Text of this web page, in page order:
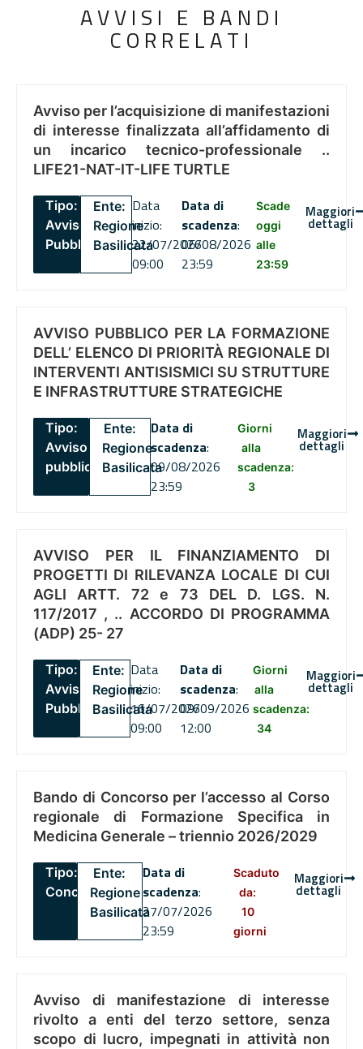
AVVISI E BANDI
CORRELATI
Avviso per l’acquisizione di manifestazioni
di interesse finalizzata all’affidamento di
un incarico tecnico-professionale ..
LIFE21-NAT-IT-LIFE TURTLE
Tipo:
Avviso
Pubblico
Ente:
Regione
Basilicata
Data
inizio:
22/07/2026
09:00
Data di
scadenza:
06/08/2026
23:59
Scade
oggi
alle
23:59
Maggiori
dettagli
AVVISO PUBBLICO PER LA FORMAZIONE
DELL’ ELENCO DI PRIORITÀ REGIONALE DI
INTERVENTI ANTISISMICI SU STRUTTURE
E INFRASTRUTTURE STRATEGICHE
Tipo:
Avviso
pubblico
Ente:
Regione
Basilicata
Data di
scadenza:
09/08/2026
23:59
Giorni
alla
scadenza:
3
Maggiori
dettagli
AVVISO PER IL FINANZIAMENTO DI
PROGETTI DI RILEVANZA LOCALE DI CUI
AGLI ARTT. 72 e 73 DEL D. LGS. N.
117/2017 , .. ACCORDO DI PROGRAMMA
(ADP) 25- 27
Tipo:
Avviso
Pubblico
Ente:
Regione
Basilicata
Data
inizio:
16/07/2026
09:00
Data di
scadenza:
09/09/2026
12:00
Giorni
alla
scadenza:
34
Maggiori
dettagli
Bando di Concorso per l’accesso al Corso
regionale di Formazione Specifica in
Medicina Generale – triennio 2026/2029
Tipo:
Concorsi
Ente:
Regione
Basilicata
Data di
scadenza:
27/07/2026
23:59
Scaduto
da:
10
giorni
Maggiori
dettagli
Avviso di manifestazione di interesse
rivolto a enti del terzo settore, senza
scopo di lucro, impegnati in attività non